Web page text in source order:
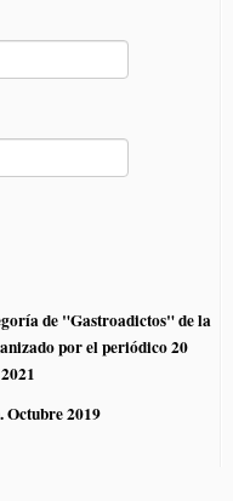
de "Gastroadictos" de la
por el periódico 20
2019